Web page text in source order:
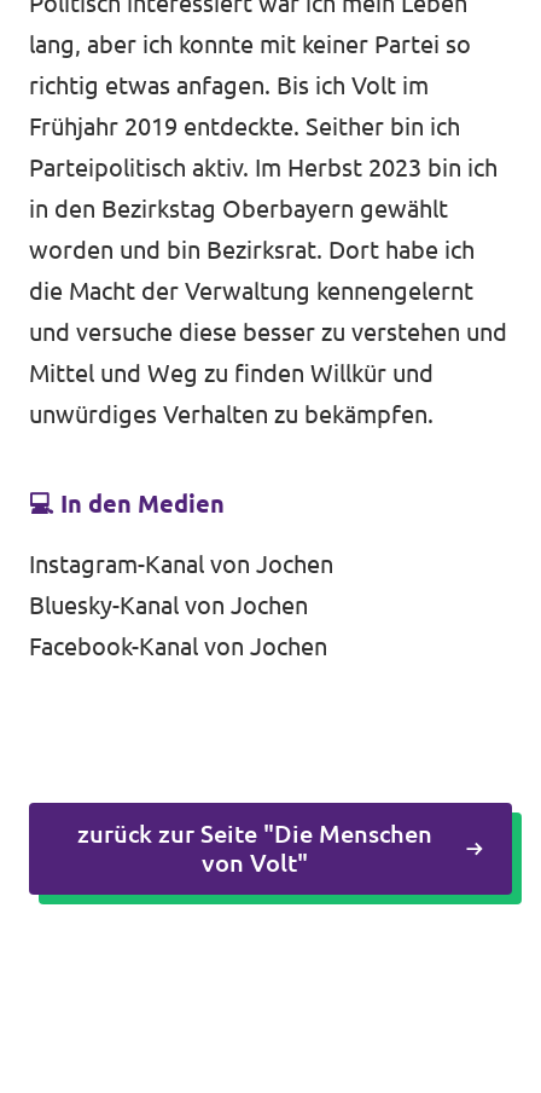
lang, aber ich konnte mit keiner Partei so
richtig etwas anfagen. Bis ich Volt im
Frühjahr 2019 entdeckte. Seither bin ich
Parteipolitisch aktiv. Im Herbst 2023 bin ich
in den Bezirkstag Oberbayern gewählt
worden und bin Bezirksrat. Dort habe ich
die Macht der Verwaltung kennengelernt
und versuche diese besser zu verstehen und
Mittel und Weg zu finden Willkür und
unwürdiges Verhalten zu bekämpfen.
💻 In den Medien
Instagram-Kanal von Jochen
Bluesky-Kanal von Jochen
Facebook-Kanal von Jochen
zurück zur Seite "Die Menschen
von Volt"